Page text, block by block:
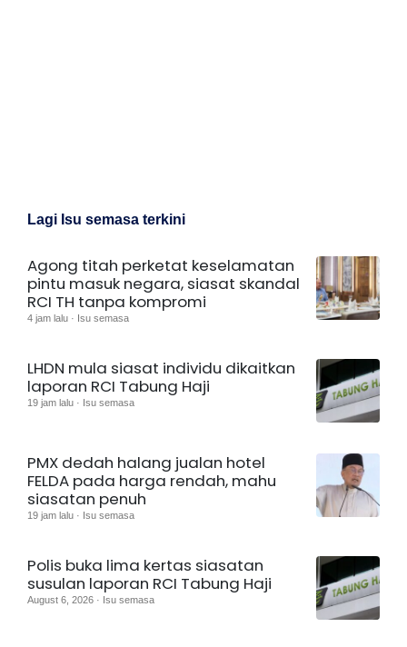
Lagi Isu semasa terkini
Agong titah perketat keselamatan
pintu masuk negara, siasat skandal
RCI TH tanpa kompromi
4 jam lalu · Isu semasa
LHDN mula siasat individu dikaitkan
laporan RCI Tabung Haji
19 jam lalu · Isu semasa
PMX dedah halang jualan hotel
FELDA pada harga rendah, mahu
siasatan penuh
19 jam lalu · Isu semasa
Polis buka lima kertas siasatan
susulan laporan RCI Tabung Haji
August 6, 2026 · Isu semasa